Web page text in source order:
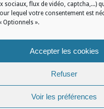
sociaux, flux de vidéo, captcha,...)
lequel votre consentement est
Optionnels ».
Accepter les cookies
Refuser
Voir les préférences